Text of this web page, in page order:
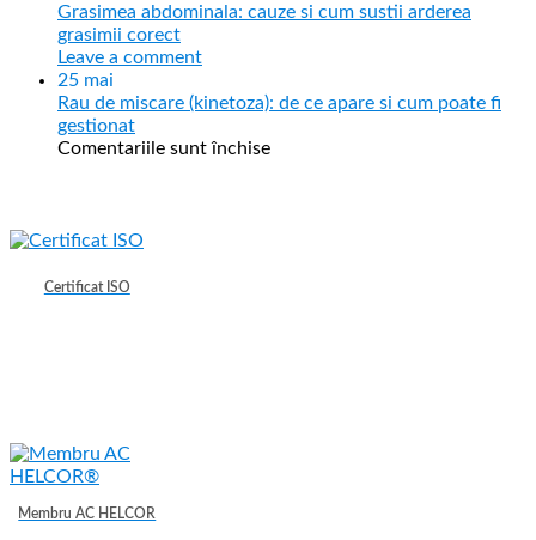
Grasimea abdominala: cauze si cum sustii arderea
grasimii corect
Leave a comment
25 mai
Rau de miscare (kinetoza): de ce apare si cum poate fi
gestionat
Comentariile sunt închise
Certificat ISO
Membru AC HELCOR